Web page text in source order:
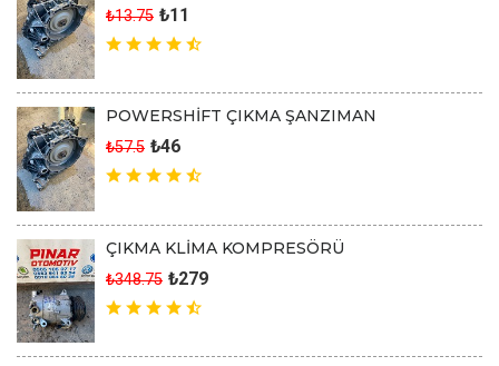
₺13.75 ₺11
POWERSHİFT ÇIKMA ŞANZIMAN
₺57.5 ₺46
ÇIKMA KLİMA KOMPRESÖRÜ
₺348.75 ₺279